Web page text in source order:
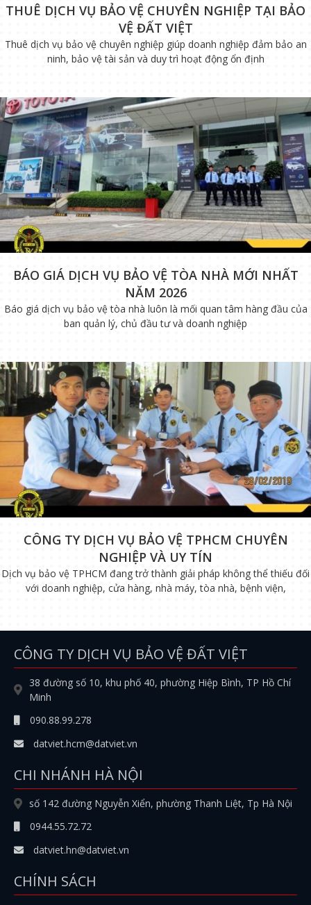
THUÊ DỊCH VỤ BẢO VỆ CHUYÊN NGHIỆP TẠI BẢO
VỆ ĐẤT VIỆT
Thuê dịch vụ bảo vệ chuyên nghiệp giúp doanh nghiệp đảm bảo an
ninh, bảo vệ tài sản và duy trì hoạt động ổn định
BÁO GIÁ DỊCH VỤ BẢO VỆ TÒA NHÀ MỚI NHẤT
NĂM 2026
Báo giá dịch vụ bảo vệ tòa nhà luôn là mối quan tâm hàng đầu của
ban quản lý, chủ đầu tư và doanh nghiệp
CÔNG TY DỊCH VỤ BẢO VỆ TPHCM CHUYÊN
NGHIỆP VÀ UY TÍN
Dịch vụ bảo vệ TPHCM đang trở thành giải pháp không thể thiếu đối
với doanh nghiệp, cửa hàng, nhà máy, tòa nhà, bệnh viện,
CÔNG TY DỊCH VỤ BẢO VỆ ĐẤT VIỆT
38 đường số 10, khu phố 40, phường Hiệp Bình, TP Hồ Chí
Minh
090.88.99.278
datviet.hcm@datviet.vn
CHI NHÁNH HÀ NỘI
số 142 đường Nguyễn Xiển, phường Thanh Liệt, Tp Hà Nội
0944.55.72.72
datviet.hn@datviet.vn
CHÍNH SÁCH